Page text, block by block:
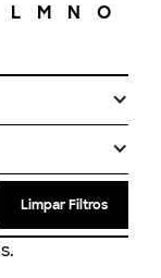
L M N O
Limpar Filtros